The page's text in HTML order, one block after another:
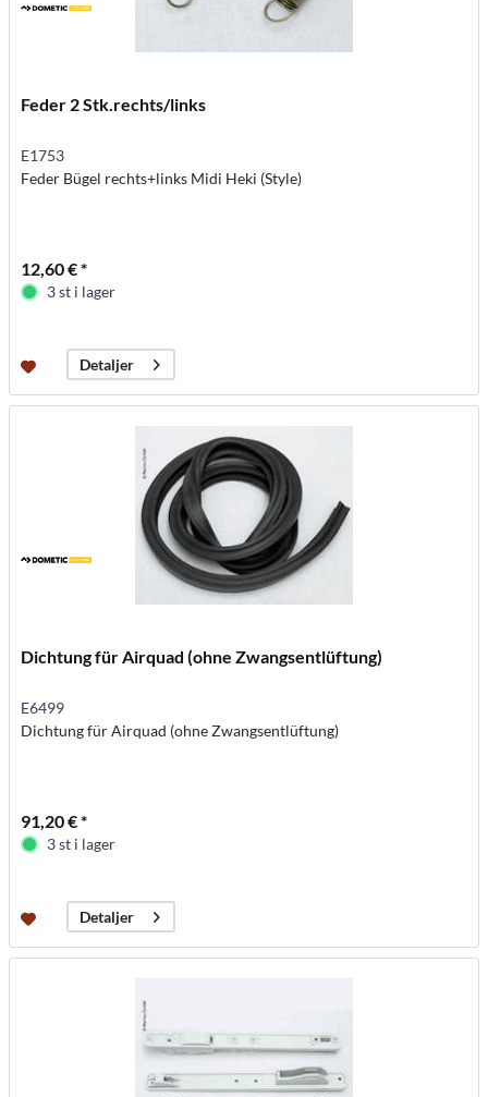
Feder 2 Stk.rechts/links
E1753
Feder Bügel rechts+links Midi Heki (Style)
12,60 € *
3 st i lager
Detaljer
Dichtung für Airquad (ohne Zwangsentlüftung)
E6499
Dichtung für Airquad (ohne Zwangsentlüftung)
91,20 € *
3 st i lager
Detaljer